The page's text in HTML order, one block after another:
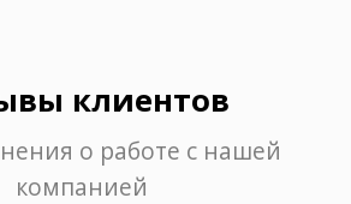
клиентов
о работе с нашей
компанией